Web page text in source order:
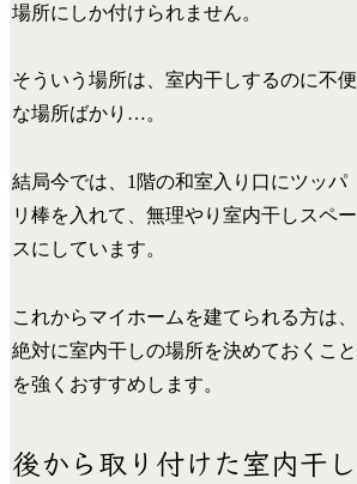
場所にしか付けられません。
そういう場所は、室内干しするのに不便
な場所ばかり…。
結局今では、1階の和室入り口にツッパ
リ棒を入れて、無理やり室内干しスペー
スにしています。
これからマイホームを建てられる方は、
絶対に室内干しの場所を決めておくこと
を強くおすすめします。
後から取り付けた室内干し